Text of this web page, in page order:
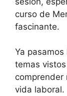
curso de
fascinante.
Ya
temas
comprender
vida laboral.